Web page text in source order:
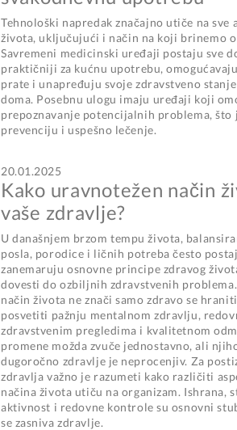
Tehnološki napredak značajno utiče na sve
života, uključujući i način na koji brinemo
Savremeni medicinski uređaji postaju sve
praktičniji za kućnu upotrebu,
prate i unapređuju svoje zdravstveno
doma. Posebnu ulogu imaju uređaji koji
prepoznavanje potencijalnih problema, što
prevenciju i uspešno lečenje.
20.01.2025
Kako uravnotežen način
vaše zdravlje?
U današnjem brzom tempu života,
posla, porodice i ličnih potreba često
zanemaruju osnovne principe zdravog
dovesti do ozbiljnih zdravstvenih
način života ne znači samo zdravo se
posvetiti pažnju mentalnom zdravlju,
zdravstvenim pregledima i kvalitetnom
promene možda zvuče jednostavno, ali
dugoročno zdravlje je neprocenjiv. Za
zdravlja važno je razumeti kako različiti
načina života utiču na organizam. Ishrana,
aktivnost i redovne kontrole su osnovni
se zasniva zdravlje.